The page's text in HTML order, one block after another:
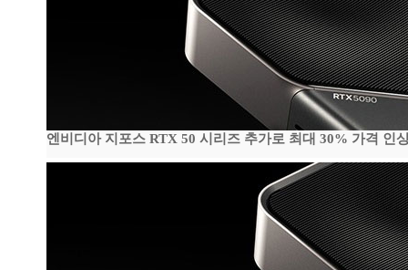
엔비디아 지포스 RTX 50 시리즈 추가로 최대 30% 가격 인